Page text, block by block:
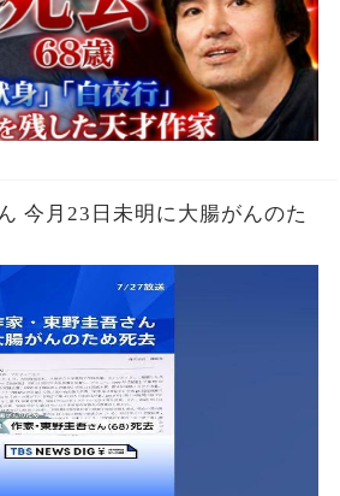
今月23日未明に大腸がんのた